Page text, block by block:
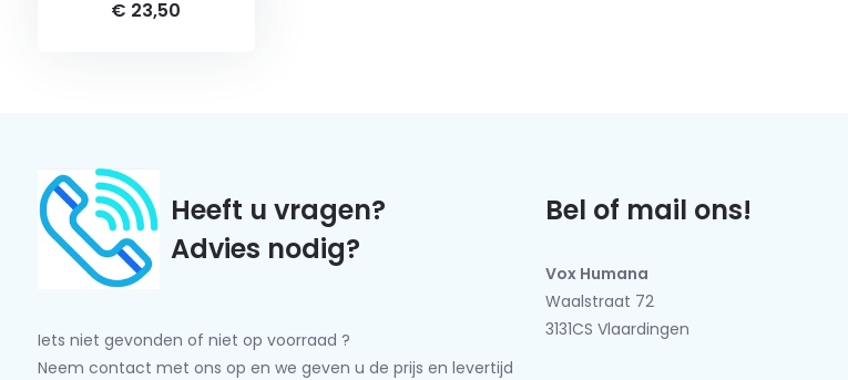
€ 23,50
Heeft u vragen?
Advies nodig?
Iets niet gevonden of niet op voorraad ?
Neem contact met ons op en we geven u de prijs en levertijd
Bel of mail ons!
Vox Humana
Waalstraat 72
3131CS Vlaardingen